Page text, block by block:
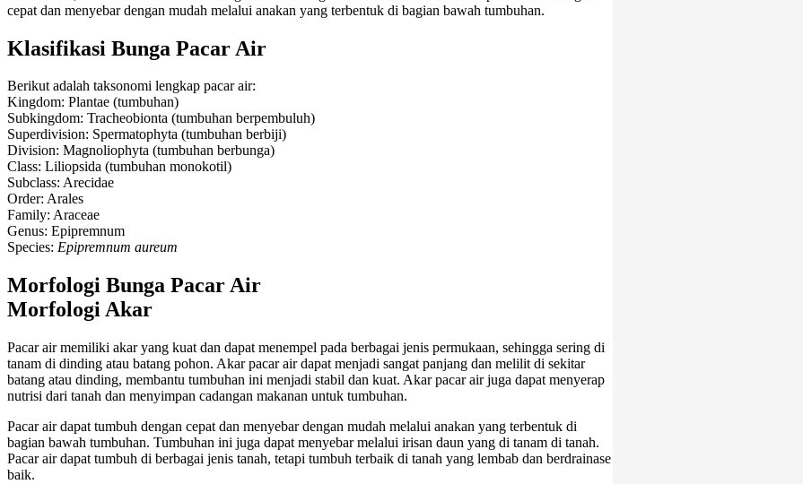
cepat dan menyebar dengan mudah melalui anakan yang terbentuk di bagian bawah tumbuhan.
Klasifikasi Bunga Pacar Air
Berikut adalah taksonomi lengkap pacar air:
Kingdom: Plantae (tumbuhan)
Subkingdom: Tracheobionta (tumbuhan berpembuluh)
Superdivision: Spermatophyta (tumbuhan berbiji)
Division: Magnoliophyta (tumbuhan berbunga)
Class: Liliopsida (tumbuhan monokotil)
Subclass: Arecidae
Order: Arales
Family: Araceae
Genus: Epipremnum
Species: Epipremnum aureum
Morfologi Bunga Pacar Air
Morfologi Akar
Pacar air memiliki akar yang kuat dan dapat menempel pada berbagai jenis permukaan, sehingga sering di
tanam di dinding atau batang pohon. Akar pacar air dapat menjadi sangat panjang dan melilit di sekitar
batang atau dinding, membantu tumbuhan ini menjadi stabil dan kuat. Akar pacar air juga dapat menyerap
nutrisi dari tanah dan menyimpan cadangan makanan untuk tumbuhan.
Pacar air dapat tumbuh dengan cepat dan menyebar dengan mudah melalui anakan yang terbentuk di
bagian bawah tumbuhan. Tumbuhan ini juga dapat menyebar melalui irisan daun yang di tanam di tanah.
Pacar air dapat tumbuh di berbagai jenis tanah, tetapi tumbuh terbaik di tanah yang lembab dan berdrainase
baik.